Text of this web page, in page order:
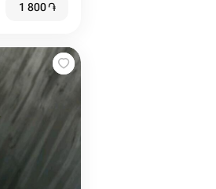
1 800֏